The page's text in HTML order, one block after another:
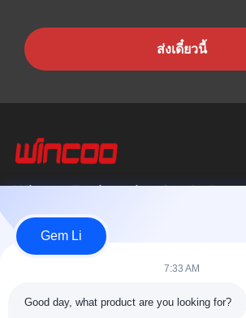
ส่งเดี๋ยวนี้
Wincoo Engineering Co., Ltd.
บริษัท วินคู เอ็นจิเนียริ่ง จำกัด (WINCOO) เชี่
โซลูชั่นและอุปกรณ์ที่ปรับแต่งตามความต้องการ
ผลิตท่อ,...
หน้าแรก สินค้า
Gem Li
7:33 AM
Good day, what product are you looking for?